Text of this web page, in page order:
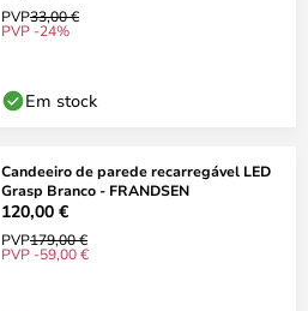
PVP33,00 €
PVP -24%
Em stock
Candeeiro de parede recarregável LED
Grasp Branco - FRANDSEN
120,00 €
PVP179,00 €
PVP -59,00 €